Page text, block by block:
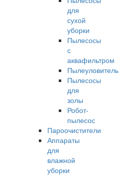
для
сухой
уборки
Пылесосы
с
аквафильтром
Пылеуловитель
Пылесосы
для
золы
Робот-
пылесос
Пароочистители
Аппараты
для
влажной
уборки